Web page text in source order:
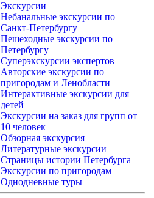
Экскурсии
Небанальные экскурсии по
Санкт-Петербургу
Пешеходные экскурсии по
Петербургу
Суперэкскурсии экспертов
Авторские экскурсии по
пригородам и Ленобласти
Интерактивные экскурсии для
детей
Экскурсии на заказ для групп от
10 человек
Обзорная экскурсия
Литературные экскурсии
Страницы истории Петербурга
Экскурсии по пригородам
Однодневные туры